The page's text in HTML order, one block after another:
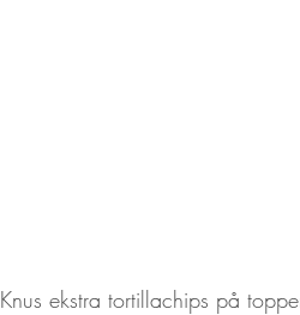
Knus ekstra tortillachips på